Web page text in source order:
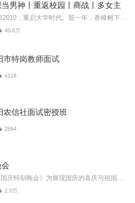
男神丨重返校园丨商战丨多女主
40.6万
市特岗教师面试
4118
农信社面试密授班
2894
2.9万